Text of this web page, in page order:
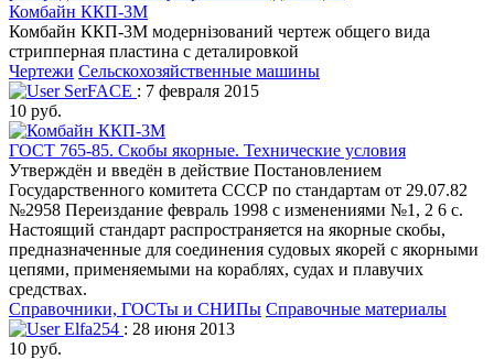
Комбайн ККП-3М
Комбайн ККП-3М модернізований чертеж общего вида
стрипперная пластина с деталировкой
Чертежи Сельскохозяйственные машины
SerFACE : 7 февраля 2015
10 руб.
ГОСТ 765-85. Скобы якорные. Технические условия
Утверждён и введён в действие Постановлением
Государственного комитета СССР по стандартам от 29.07.82
№2958 Переиздание февраль 1998 с изменениями №1, 2 6 с.
Настоящий стандарт распространяется на якорные скобы,
предназначенные для соединения судовых якорей с якорными
цепями, применяемыми на кораблях, судах и плавучих
средствах.
Справочники, ГОСТы и СНИПы Справочные материалы
Elfa254 : 28 июня 2013
10 руб.